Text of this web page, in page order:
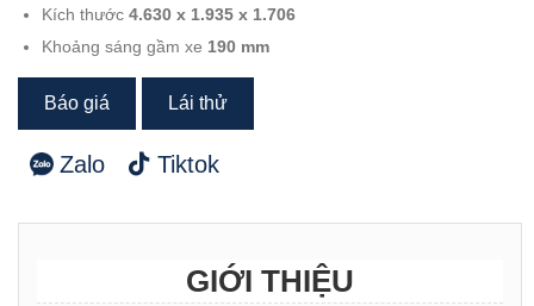
Kích thước 4.630 x 1.935 x 1.706
Khoảng sáng gầm xe 190 mm
Báo giá Lái thử
Zalo Tiktok
GIỚI THIỆU